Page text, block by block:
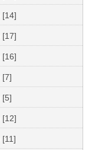
[14]
[17]
[16]
[7]
[5]
[12]
[11]